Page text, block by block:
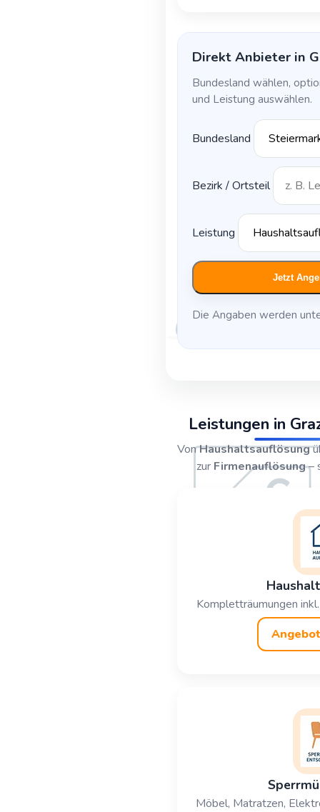
Direkt Anbieter in
Bundesland wählen,
und Leistung auswählen.
Bundesland
Bezirk / Ortsteil
Leistung
Jetzt
Die Angaben werden
Leistungen in
VonHaushaltsauflösung
zur Firmenauflösung–
Kompletträumungen
Möbel, Matratzen,